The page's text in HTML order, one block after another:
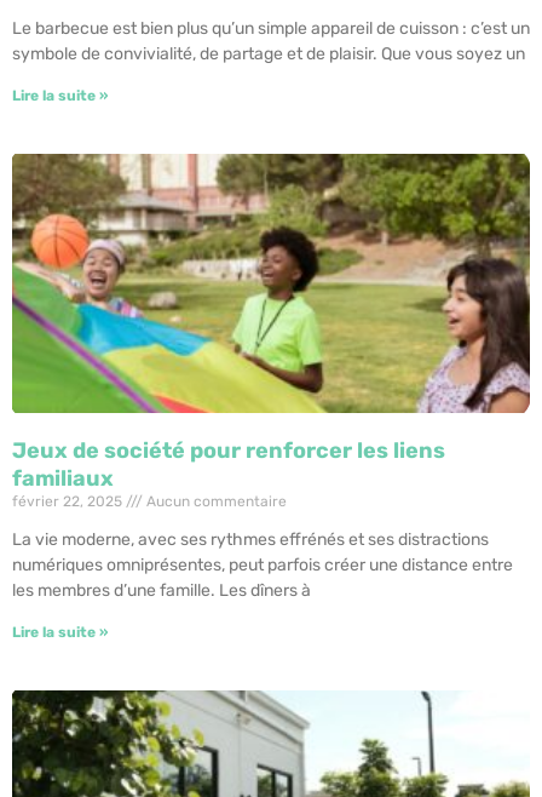
Le barbecue est bien plus qu’un simple appareil de cuisson : c’est un
symbole de convivialité, de partage et de plaisir. Que vous soyez un
Lire la suite »
Jeux de société pour renforcer les liens
familiaux
février 22, 2025 Aucun commentaire
La vie moderne, avec ses rythmes effrénés et ses distractions
numériques omniprésentes, peut parfois créer une distance entre
les membres d’une famille. Les dîners à
Lire la suite »